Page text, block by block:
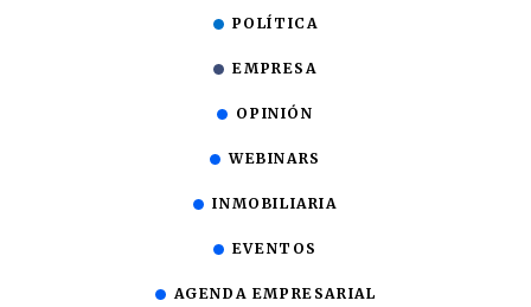
POLÍTICA
EMPRESA
OPINIÓN
WEBINARS
INMOBILIARIA
EVENTOS
AGENDA EMPRESARIAL